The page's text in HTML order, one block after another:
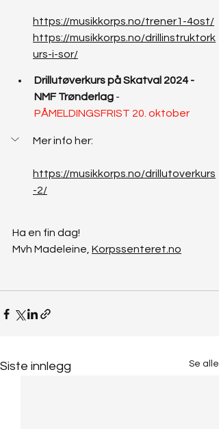
https://musikkorps.no/trener1-4ost/
https://musikkorps.no/drillinstruktork
urs-i-sor/
Drillutøverkurs på Skatval 2024 -
NMF Trønderlag -
PÅMELDINGSFRIST 20. oktober
Mer info her:
https://musikkorps.no/drillutoverkurs
-2/
Ha en fin dag!
Mvh Madeleine, Korpssenteret.no
Siste innlegg Se alle